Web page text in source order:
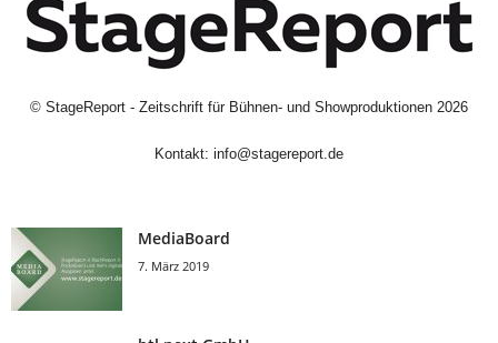
© StageReport - Zeitschrift für Bühnen- und Showproduktionen 2026
Kontakt: info@stagereport.de
MediaBoard
7. März 2019